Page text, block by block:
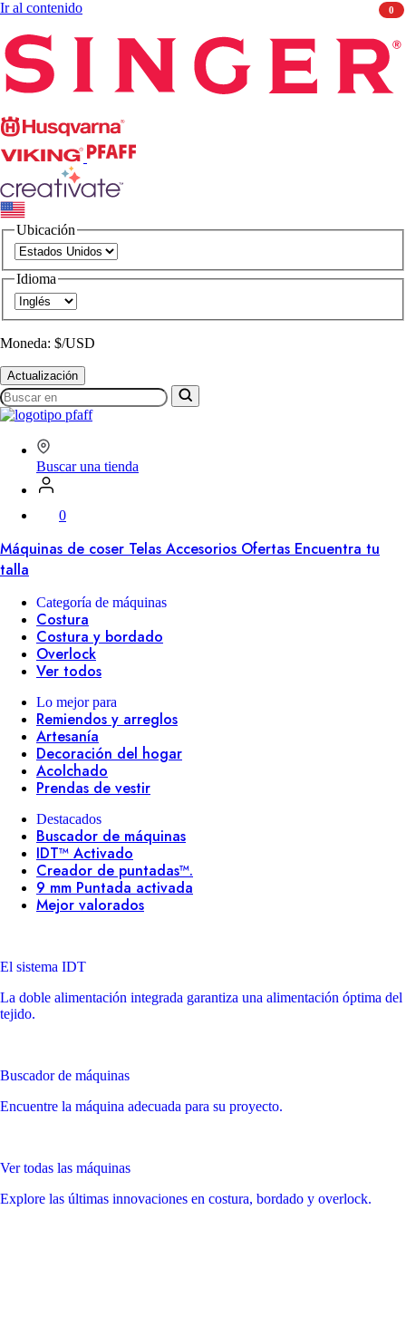
Ir al contenido
Husqvarna
Viking
PFAFF CREATIVATE
Ubicación
Idioma
Moneda: $/USD
Actualización
Buscar
en
SVP
Worldwide
Buscar una tienda
0
Máquinas de coser Telas Accesorios Ofertas Encuentra tu
talla
Categoría de máquinas
Costura
Costura y bordado
Overlock
Ver todos
Lo mejor para
Remiendos y arreglos
Artesanía
Decoración del hogar
Acolchado
Prendas de vestir
Destacados
Buscador de máquinas
IDT™ Activado
Creador de puntadas™.
9 mm Puntada activada
Mejor valorados
El sistema IDT
La doble alimentación integrada garantiza una alimentación óptima del
tejido.
Buscador de máquinas
Encuentre la máquina adecuada para su proyecto.
Ver todas las máquinas
Explore las últimas innovaciones en costura, bordado y overlock.
0